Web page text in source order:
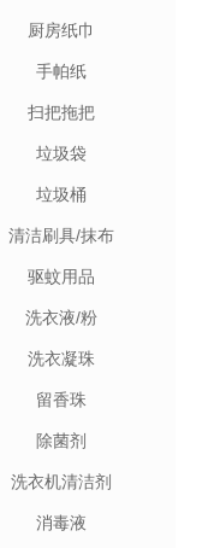
厨房纸巾
手帕纸
扫把拖把
垃圾袋
垃圾桶
清洁刷具/抹布
驱蚊用品
洗衣液/粉
洗衣凝珠
留香珠
除菌剂
洗衣机清洁剂
消毒液